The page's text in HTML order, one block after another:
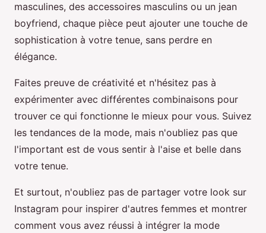
masculines, des accessoires masculins ou un jean
boyfriend, chaque pièce peut ajouter une touche de
sophistication à votre tenue, sans perdre en
élégance.
Faites preuve de créativité et n'hésitez pas à
expérimenter avec différentes combinaisons pour
trouver ce qui fonctionne le mieux pour vous. Suivez
les tendances de la mode, mais n'oubliez pas que
l'important est de vous sentir à l'aise et belle dans
votre tenue.
Et surtout, n'oubliez pas de partager votre look sur
Instagram pour inspirer d'autres femmes et montrer
comment vous avez réussi à intégrer la mode